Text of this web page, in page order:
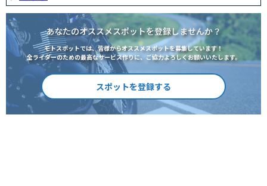
あなたのオススメスポットを登録しませんか？
モトスポットでは、皆様からオススメスポットを募集しています！
全ライダーのための最高なサービス作りに、ご協力よろしくお願いいたします。
スポットを登録する